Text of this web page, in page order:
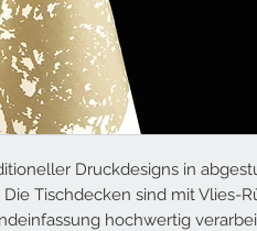
Druck­designs in
Tischdecken sind mit Vlies-
hochwertig